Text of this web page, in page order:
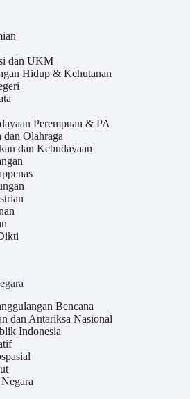
dan UKM
Hidup & Kehutanan
Perempuan & PA
dan Olahraga
dan Kebudayaan
Bencana
dan Antariksa Nasional
Indonesia